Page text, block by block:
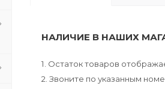
НАЛИЧИЕ В НАШИХ
1. Остаток товаров
2. Звоните по указанным